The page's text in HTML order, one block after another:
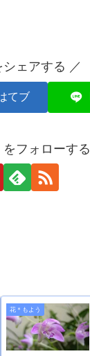
ェアする ／
てブ
をフォローする
花＊もよう